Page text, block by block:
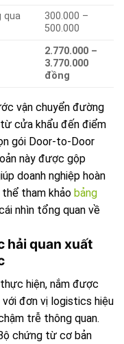
qua
300.000 –
500.000
2.770.000 –
3.770.000
đồng
vận chuyển đường
cửa khẩu đến điểm
gói Door-to-Door
này được gộp
doanh nghiệp hoàn
thể tham khảo bảng
nhìn tổng quan về
hải quan xuất
hiện, nắm được
đơn vị logistics hiệu
trễ thông quan.
chứng từ cơ bản